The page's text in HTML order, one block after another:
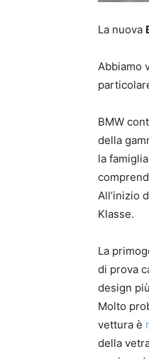
La nuova
Abbiamo
BMW
della
la
All’inizio
Klasse.
La
di prova
design
Molto
vettura è
della